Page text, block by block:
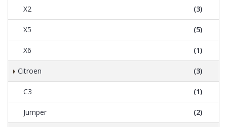
X2 (3)
X5 (5)
X6 (1)
Citroen (3)
C3 (1)
Jumper (2)